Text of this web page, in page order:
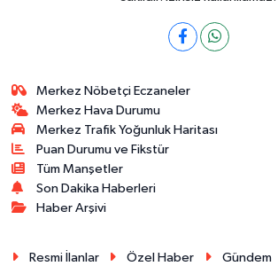
Merkez Nöbetçi Eczaneler
Merkez Hava Durumu
Merkez Trafik Yoğunluk Haritası
Puan Durumu ve Fikstür
Tüm Manşetler
Son Dakika Haberleri
Haber Arşivi
Resmi İlanlar Özel Haber Gündem